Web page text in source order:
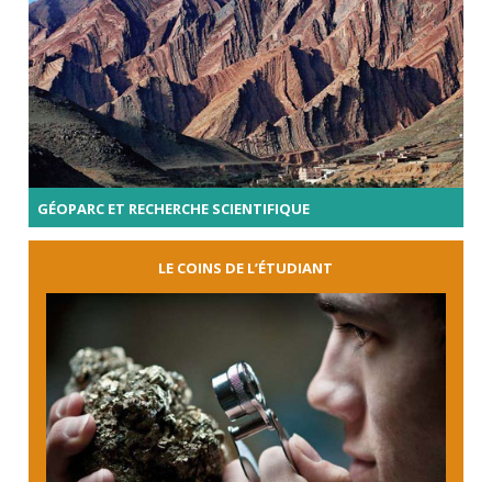
GÉOPARC ET RECHERCHE SCIENTIFIQUE
LE COINS DE L’ÉTUDIANT